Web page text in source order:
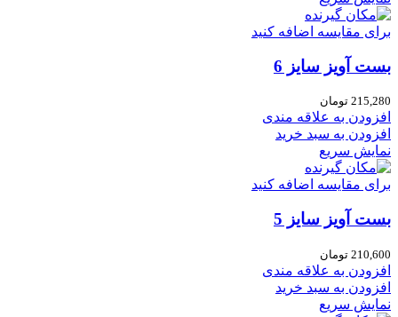
برای مقایسه اضافه کنید
بست آویز سایز 6
215,280 تومان
افزودن به علاقه مندی
افزودن به سبد خرید
نمایش سریع
برای مقایسه اضافه کنید
بست آویز سایز 5
210,600 تومان
افزودن به علاقه مندی
افزودن به سبد خرید
نمایش سریع